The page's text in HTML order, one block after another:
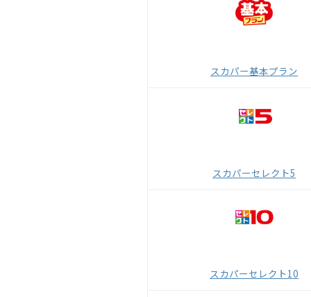
スカパー基本プラン
スカパーセレクト5
スカパーセレクト10